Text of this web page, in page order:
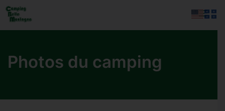
Aller
au
contenu
Photos du camping